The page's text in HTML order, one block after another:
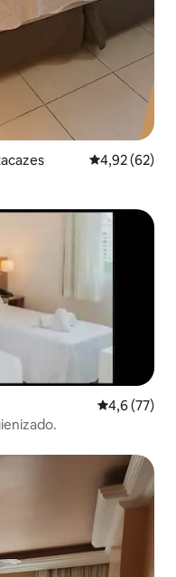
4,92 de uma
4,92 (62)
4,6 de uma
4,6 (77)